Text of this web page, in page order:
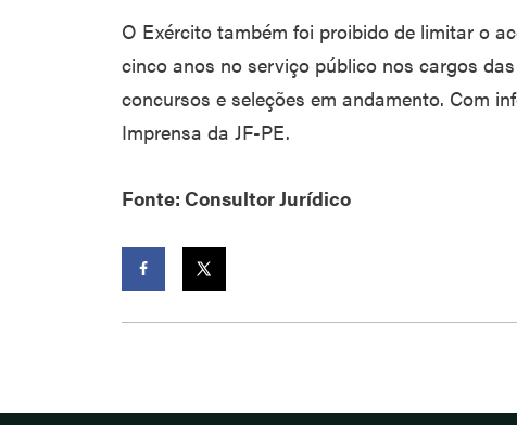
O Exército também foi proibido de limitar o
cinco anos no serviço público nos cargos
concursos e seleções em andamento. Com
Imprensa da JF-PE.
Fonte: Consultor Jurídico